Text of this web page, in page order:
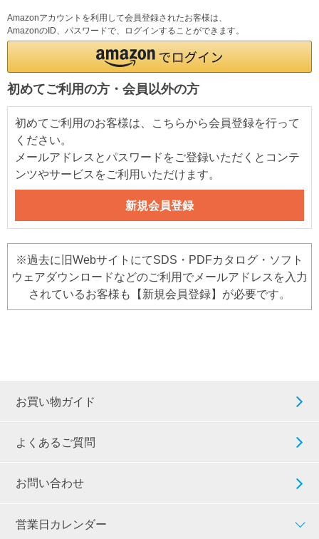
Amazonアカウントを利用して会員登録されたお客様は、
AmazonのID、パスワードで、ログインすることができます。
初めてご利用の方・会員以外の方
初めてご利用のお客様は、こちらから会員登録を行って
ください。
メールアドレスとパスワードをご登録いただくとコンテ
ンツやサービスをご利用いただけます。
※過去に旧WebサイトにてSDS・PDFカタログ・ソフト
ウェアダウンロードなどのご利用でメールアドレスを入力
されているお客様も【新規会員登録】が必要です。
お買い物ガイド
よくあるご質問
お問い合わせ
営業日カレンダー